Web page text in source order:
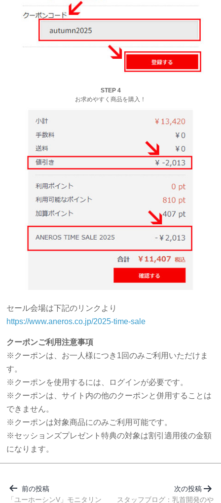
STEP 4
お求めやすく商品を購入！
セール会場は下記のリンクより
https://www.aneros.co.jp/2025-time-sale
クーポンご利用注意事項
※クーポンは、お一人様につき1回のみご利用いただけま
す。
※クーポンを使用するには、ログインが必要です。
※クーポンは、サイト内の他のクーポンと併用することは
できません。
※クーポンは対象商品にのみご利用可能です。
※セッションズプレゼント特典の対象は割引適用後の金額
になります。
稿 前の投稿
「ユーホーシンV」モニタリン
次の投稿
スタッフブログ：乳首開発のや